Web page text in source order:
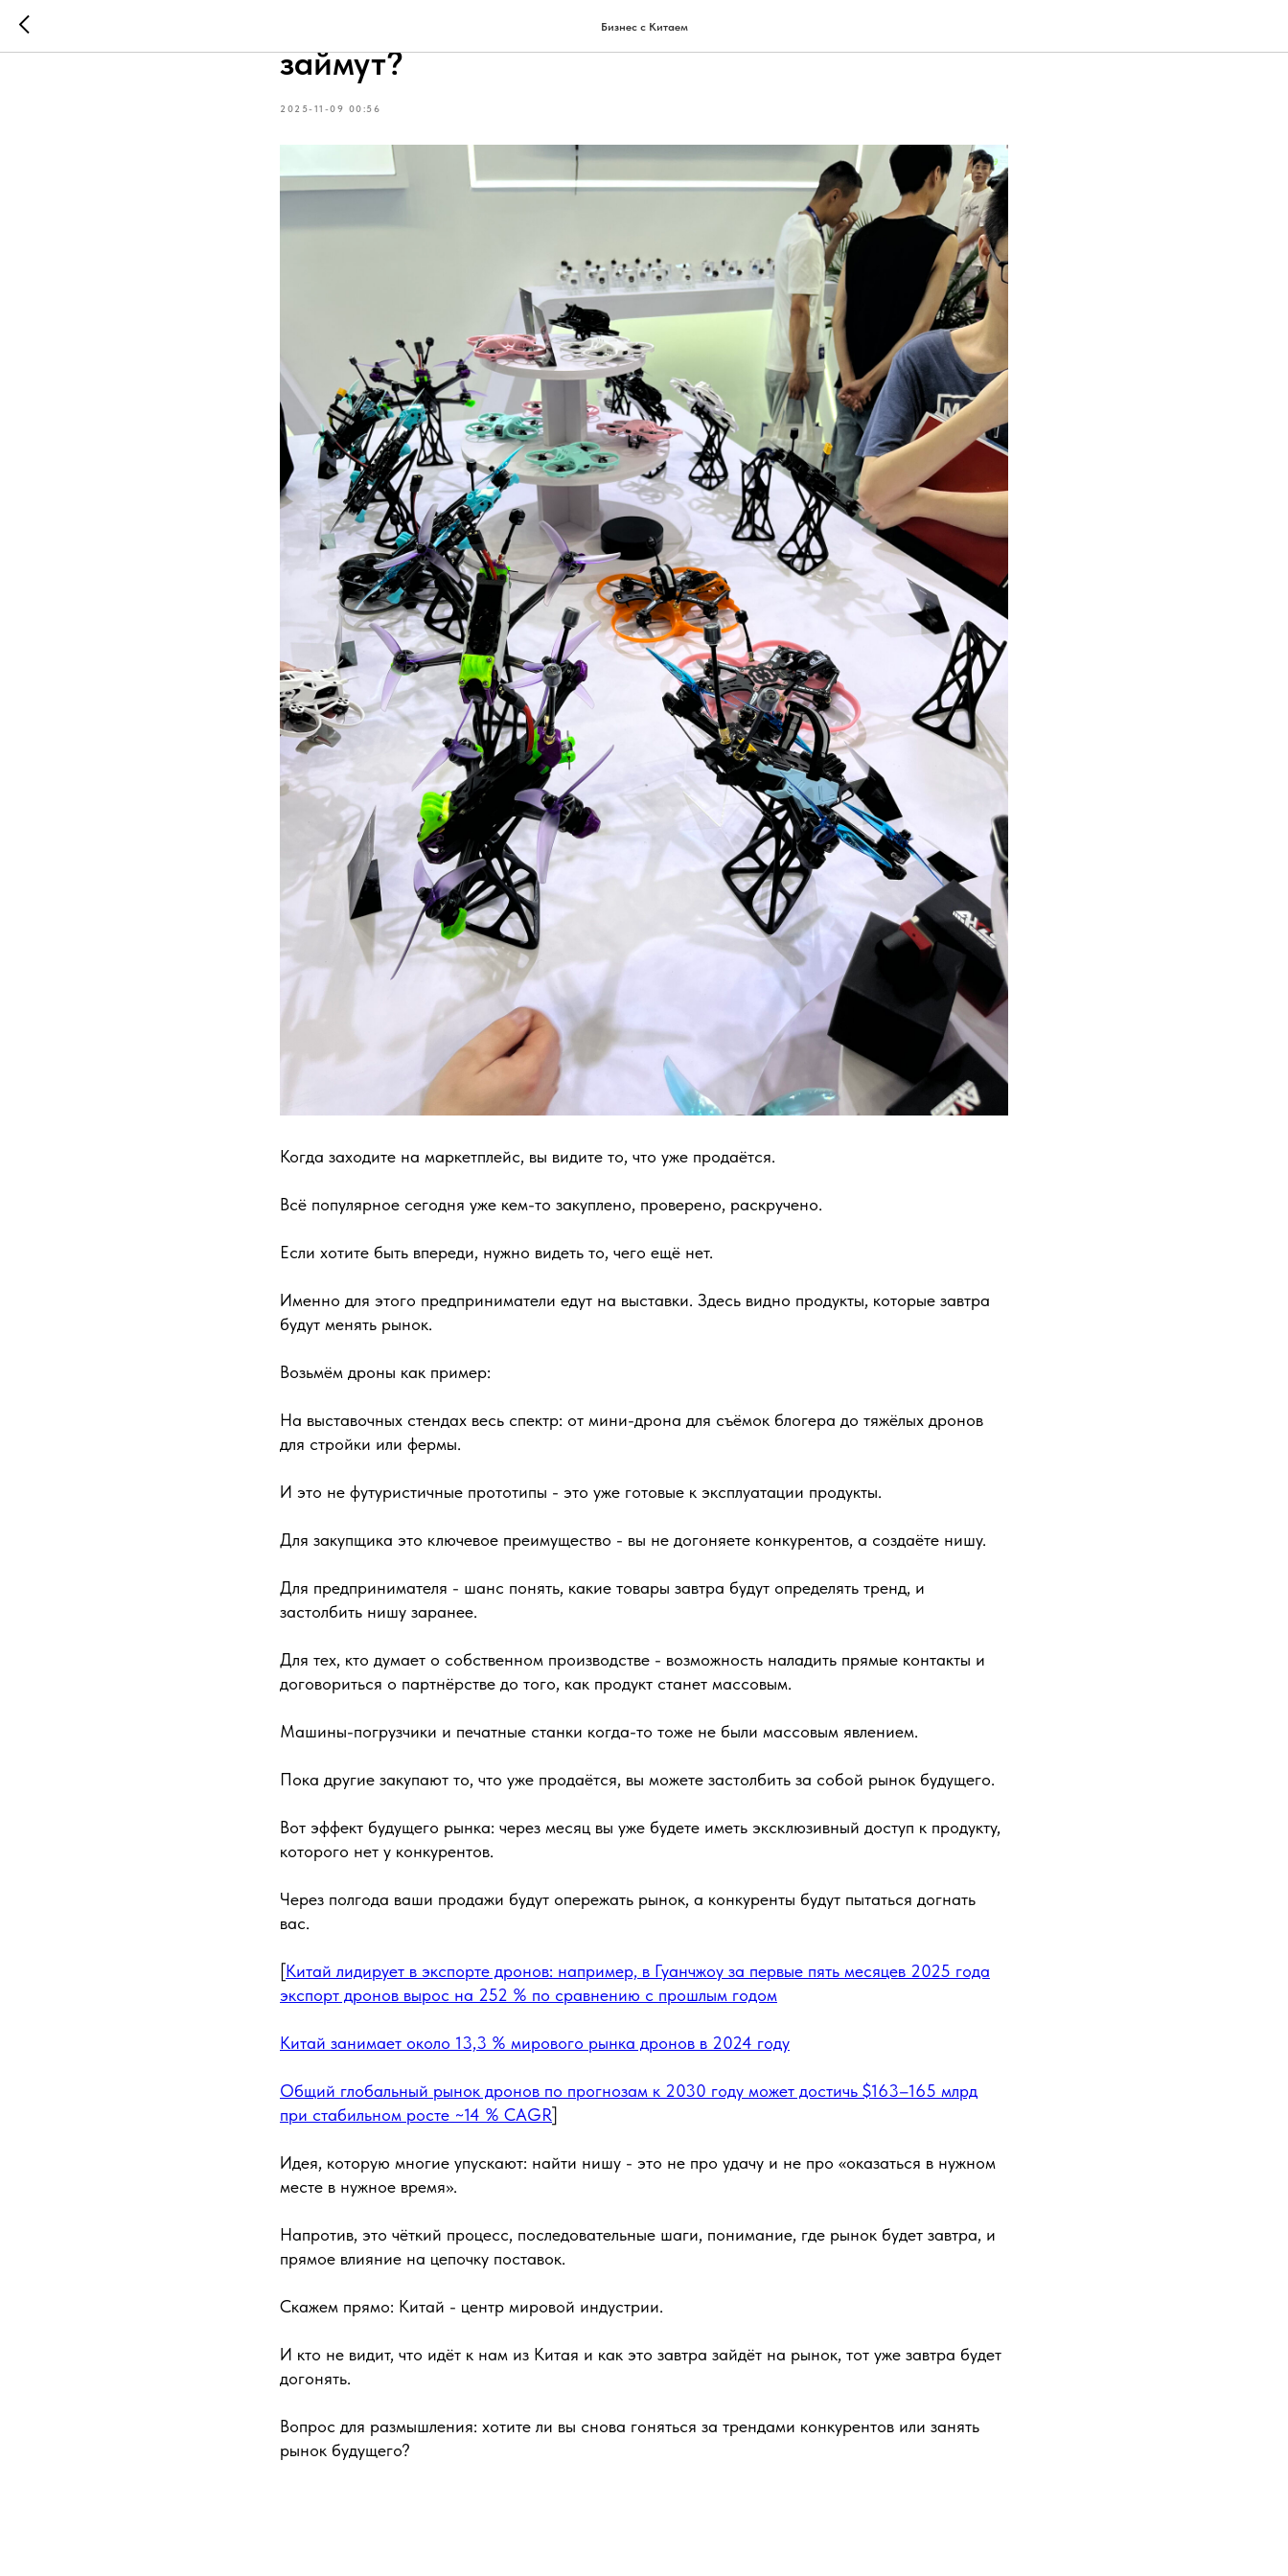
Бизнес с Китаем
Хотите найти нишу до того, как конкуренты её
займут?
2025-11-09 00:56
Когда заходите на маркетплейс, вы видите то, что уже продаётся.
Всё популярное сегодня уже кем-то закуплено, проверено, раскручено.
Если хотите быть впереди, нужно видеть то, чего ещё нет.
Именно для этого предприниматели едут на выставки. Здесь видно продукты, которые завтра
будут менять рынок.
Возьмём дроны как пример:
На выставочных стендах весь спектр: от мини-дрона для съёмок блогера до тяжёлых дронов
для стройки или фермы.
И это не футуристичные прототипы - это уже готовые к эксплуатации продукты.
Для закупщика это ключевое преимущество - вы не догоняете конкурентов, а создаёте нишу.
Для предпринимателя - шанс понять, какие товары завтра будут определять тренд, и
застолбить нишу заранее.
Для тех, кто думает о собственном производстве - возможность наладить прямые контакты и
договориться о партнёрстве до того, как продукт станет массовым.
Машины-погрузчики и печатные станки когда-то тоже не были массовым явлением.
Пока другие закупают то, что уже продаётся, вы можете застолбить за собой рынок будущего.
Вот эффект будущего рынка: через месяц вы уже будете иметь эксклюзивный доступ к продукту,
которого нет у конкурентов.
Через полгода ваши продажи будут опережать рынок, а конкуренты будут пытаться догнать
вас.
[Китай лидирует в экспорте дронов: например, в Гуанчжоу за первые пять месяцев 2025 года
экспорт дронов вырос на 252 % по сравнению с прошлым годом
Китай занимает около 13,3 % мирового рынка дронов в 2024 году
Общий глобальный рынок дронов по прогнозам к 2030 году может достичь $163–165 млрд
при стабильном росте ~14 % CAGR]
Идея, которую многие упускают: найти нишу - это не про удачу и не про «оказаться в нужном
месте в нужное время».
Напротив, это чёткий процесс, последовательные шаги, понимание, где рынок будет завтра, и
прямое влияние на цепочку поставок.
Скажем прямо: Китай - центр мировой индустрии.
И кто не видит, что идёт к нам из Китая и как это завтра зайдёт на рынок, тот уже завтра будет
догонять.
Вопрос для размышления: хотите ли вы снова гоняться за трендами конкурентов или занять
рынок будущего?